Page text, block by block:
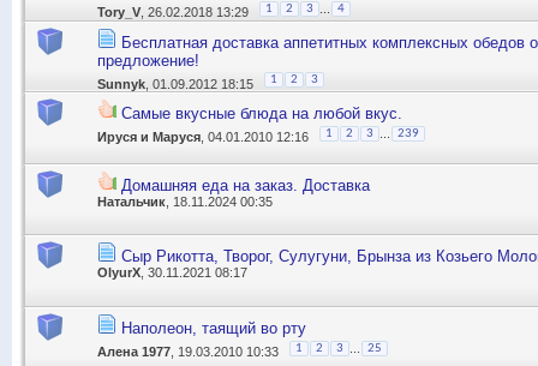
Tory_V , 26.02.2018 13:29 1 2 3 4
Бесплатная доставка аппетитных комплексных обедов
предложение!
Sunnyk , 01.09.2012 18:15 1 2 3
Самые вкусные блюда на любой вкус.
Ируся и Маруся , 04.01.2010 12:16 1 2 3 239
Домашняя еда на заказ. Доставка
Натальчик , 18.11.2024 00:35
Сыр Рикотта, Творог, Сулугуни, Брынза из Козьего
OlyurX , 30.11.2021 08:17
Наполеон, таящий во рту
Алена 1977 , 19.03.2010 10:33 1 2 3 25